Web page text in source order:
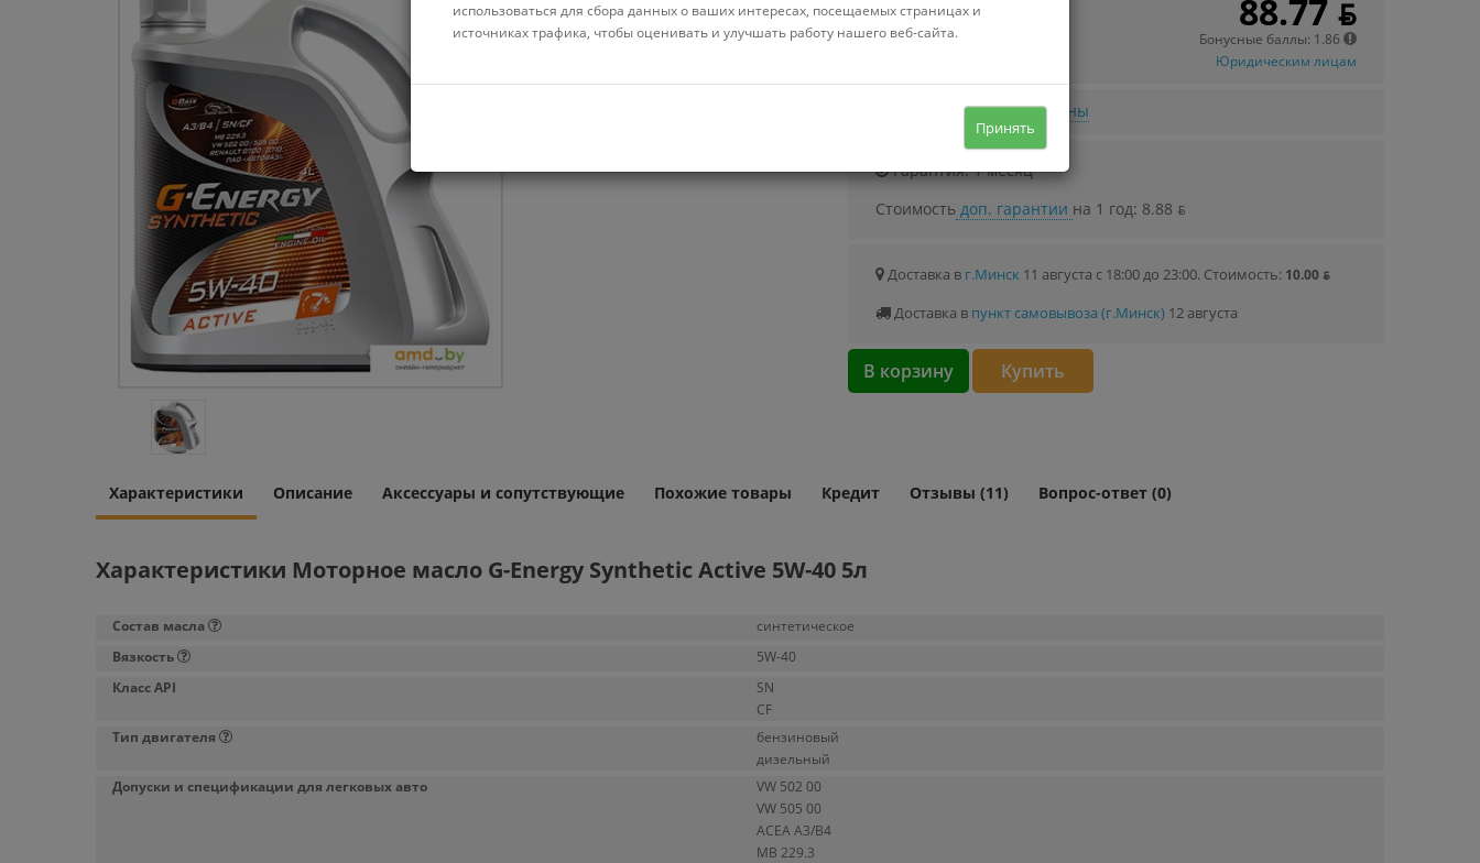
Можно купить в кредит
Стоимость от 1.38 ƃ/мec.
88.77 ƃ
Бонусные баллы: 1.86
Юридическим лицам
Узнать о снижении цены
Гарантия: 1 месяц
Стоимостьдоп. гарантии на 1 год: 8.88 ƃ
Доставка в г.Минск 11 августа с 18:00 до 23:00. Стоимость: 10.00 ƃ
Доставка в пункт самовывоза (г.Минск)12 августа
В корзину Купить
Характеристики Описание Аксессуары и сопутствующие Похожие товары Кредит Отзывы (11) Вопрос-ответ (0)
Характеристики Моторное масло G-Energy Synthetic Active 5W-40 5л
Состав масла
синтетическое
Вязкость
5W-40
Класс API
SN
CF
Тип двигателя
бензиновый
дизельный
Допуски и спецификации для легковых авто
VW 502 00
VW 505 00
ACEA A3/B4
MB 229.3
использоваться для сбора данных о ваших интересах, посещаемых страницах и
источниках трафика, чтобы оценивать и улучшать работу нашего веб-сайта.
Принять